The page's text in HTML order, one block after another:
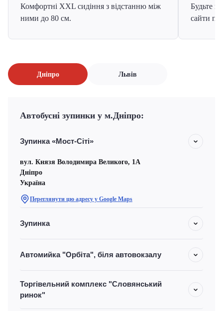
Комфортні XXL сидіння з відстанню між
ними до 80 см.
Будьте
сайти
Дніпро Львів
Автобусні зупинки у м.Дніпро:
Зупинка «Мост-Сіті»
вул. Князя Володимира Великого, 1А
Дніпро
Україна
Переглянути цю адресу у Google Maps
Зупинка
Автомийка "Орбіта", біля автовокзалу
Торгівельний комплекс "Словянський
ринок"